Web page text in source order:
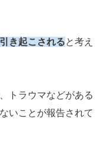
き起こされると考え
トラウマなどがある
いことが報告されて